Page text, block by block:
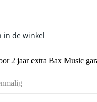
in de winkel
2 jaar extra Bax Music